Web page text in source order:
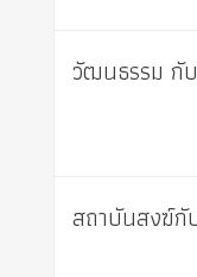
วัฒนธรรม กั
สถาบันสงฆ์กั